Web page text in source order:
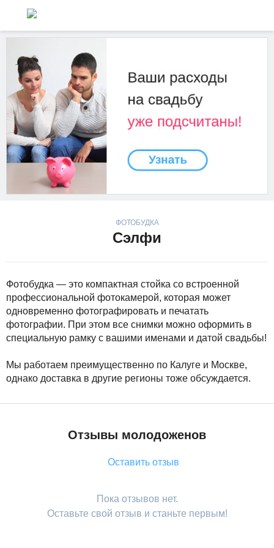
ФОТОБУДКА
Сэлфи
Фотобудка — это компактная стойка со встроенной
профессиональной фотокамерой, которая может
одновременно фотографировать и печатать
фотографии. При этом все снимки можно оформить в
специальную рамку с вашими именами и датой свадьбы!
Мы работаем преимущественно по Калуге и Москве,
однако доставка в другие регионы тоже обсуждается.
Отзывы молодоженов
Оставить отзыв
Пока отзывов нет.
Оставьте свой отзыв и станьте первым!